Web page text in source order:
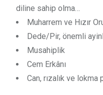
diline sahip olma…
Muharrem ve Hızır
Dede/Pir, önemli
Musahiplik
Cem Erkânı
Can, rızalık ve lokma